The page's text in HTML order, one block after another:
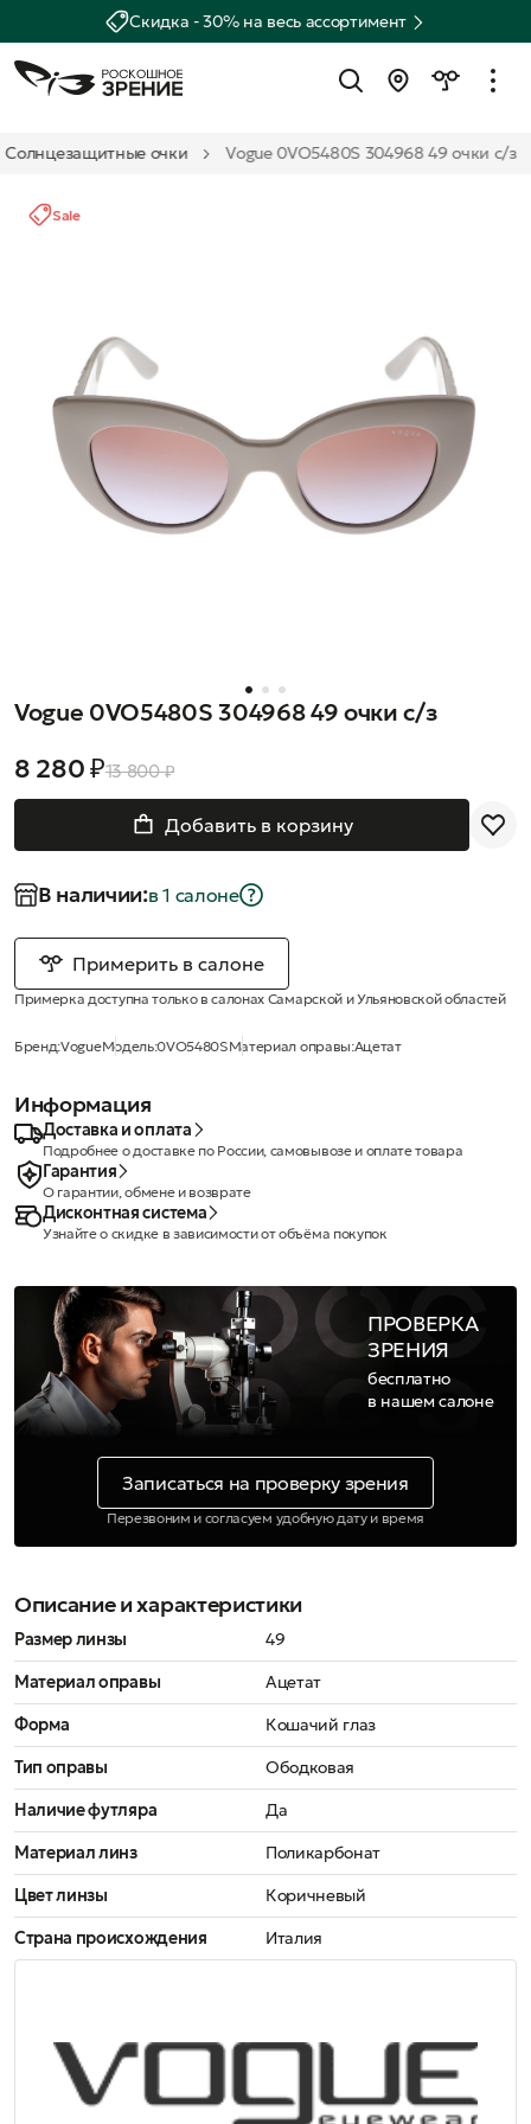
Скидка - 30% на весь ассортимент
Солнцезащитные очки Vogue 0VO5480S 304968 49 очки с/з
Sale
Vogue 0VO5480S 304968 49 очки с/з
8 280 ₽13 800 ₽
Добавить в корзину
В наличии:в 1 салонe
Примерить в салоне
Примерка доступна только в салонах Самарской и Ульяновской областей
Бренд:VogueМодель:0VO5480SМатериал оправы:Ацетат
Информация
Доставка и оплата
Подробнее о доставке по России, самовывозе и оплате товара
Гарантия
О гарантии, обмене и возврате
Дисконтная система
Узнайте о скидке в зависимости от объёма покупок
ПРОВЕРКА
ЗРЕНИЯ
бесплатно
в нашем салоне
Записаться на проверку зрения
Перезвоним и согласуем удобную дату и время
Описание и характеристики
Размер линзы
49
Материал оправы
Ацетат
Форма
Кошачий глаз
Тип оправы
Ободковая
Наличие футляра
Да
Материал линз
Поликарбонат
Цвет линзы
Коричневый
Страна происхождения
Италия